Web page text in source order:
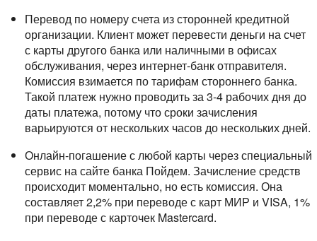
Перевод по номеру счета из сторонней кредитной
организации. Клиент может перевести деньги на счет
с карты другого банка или наличными в офисах
обслуживания, через интернет-банк отправителя.
Комиссия взимается по тарифам стороннего банка.
Такой платеж нужно проводить за 3-4 рабочих дня до
даты платежа, потому что сроки зачисления
варьируются от нескольких часов до нескольких дней.
Онлайн-погашение с любой карты через специальный
сервис на сайте банка Пойдем. Зачисление средств
происходит моментально, но есть комиссия. Она
составляет 2,2% при переводе с карт МИР и VISA, 1%
при переводе с карточек Mastercard.